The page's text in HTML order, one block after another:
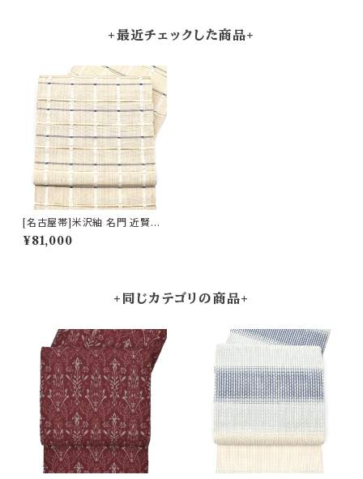
+最近チェックした商品+
[名古屋帯]米沢紬 名門 近賢織
物 謹製 吉野紙格子 八寸帯 絹
和紙 日本製(商品番号:21918)
¥81,000
+同じカテゴリの商品+